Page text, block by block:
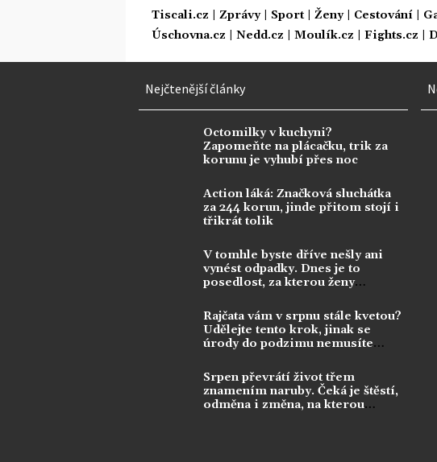
Tiscali.cz Zprávy| Sport| Ženy| Cestování
Úschovna.cz
Nedd.cz Moulík.cz Fights.cz
Nejčtenější články
Octomilky v kuchyni?
Zapomeňte na plácačku, trik za
korunu je vyhubí přes noc
Action láká: Značková sluchátka
za 244 korun, jinde přitom stojí i
třikrát tolik
V tomhle byste dříve nešly ani
vynést odpadky. Dnes je to
posedlost, za kterou ženy
Rajčata vám v srpnu stále kvetou?
Udělejte tento krok, jinak se
úrody do podzimu nemusíte
Srpen převrátí život třem
znamením naruby. Čeká je štěstí,
odměna i změna, na kterou